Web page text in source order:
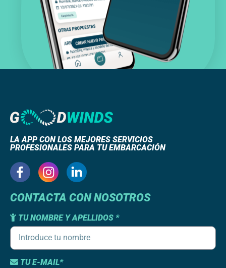
LA APP CON LOS MEJORES SERVICIOS
PROFESIONALES PARA TU EMBARCACIÓN
CONTACTA CON NOSOTROS
TU NOMBRE Y APELLIDOS *
TU E-MAIL*